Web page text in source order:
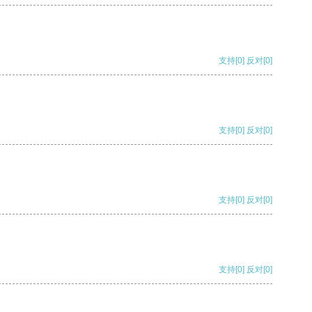
支持[0] 反对[0]
支持[0] 反对[0]
支持[0] 反对[0]
支持[0] 反对[0]